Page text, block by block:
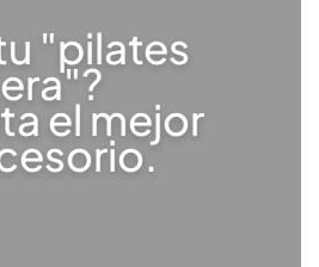
"pilates
era"?
el mejor